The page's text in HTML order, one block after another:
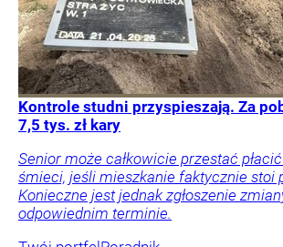
Kontrole studni przyspieszają. Za
7,5 tys. zł kary
Senior może całkowicie przestać
śmieci, jeśli mieszkanie faktycznie stoi
Konieczne jest jednak zgłoszenie
odpowiednim terminie.